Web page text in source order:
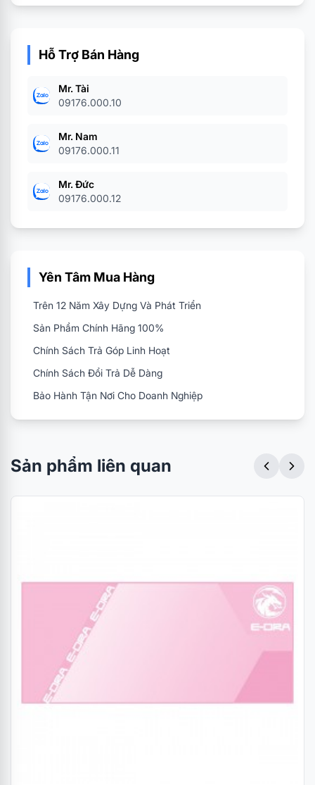
Hỗ Trợ Bán Hàng
Mr. Tài
09176.000.10
Mr. Nam
09176.000.11
Mr. Đức
09176.000.12
Yên Tâm Mua Hàng
Trên 12 Năm Xây Dựng Và Phát Triển
Sản Phẩm Chính Hãng 100%
Chính Sách Trả Góp Linh Hoạt
Chính Sách Đổi Trả Dễ Dàng
Bảo Hành Tận Nơi Cho Doanh Nghiệp
Sản phẩm liên quan